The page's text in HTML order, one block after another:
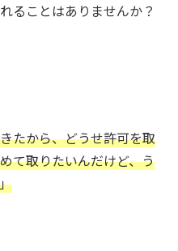
ることはありませんか？
たから、どうせ許可を取
て取りたいんだけど、う